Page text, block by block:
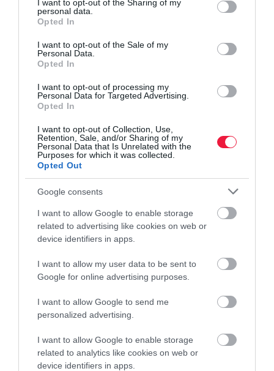
not limited to your visit or usage behaviour. You may click to
grant or deny consent to Google and its third-party tags to
use your data for below specified purposes in below Google
consent section.
I want to opt-out of the Sharing of my
personal data.
Opted In
I want to opt-out of the Sale of my
Personal Data.
Opted In
I want to opt-out of processing my
Personal Data for Targeted Advertising.
Opted In
I want to opt-out of Collection, Use,
Retention, Sale, and/or Sharing of my
Personal Data that Is Unrelated with the
Purposes for which it was collected.
Opted Out
Google consents
I want to allow Google to enable storage
related to advertising like cookies on web or
device identifiers in apps.
I want to allow my user data to be sent to
Google for online advertising purposes.
I want to allow Google to send me
personalized advertising.
I want to allow Google to enable storage
related to analytics like cookies on web or
device identifiers in apps.
Garzonlakás hitelből? Itt tartanak a kamatok és a
törlesztők
Az egyetemi felvételi pontszámok közzététele után megindult az
albérletkeresés. Vagy éppen az ötletlés, megéri-e kis lakást venni a